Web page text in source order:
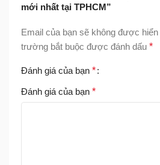
mới nhất tại TPHCM”
Email của bạn sẽ không được hiển
trường bắt buộc được đánh dấu *
Đánh giá của bạn *
Đánh giá của bạn *